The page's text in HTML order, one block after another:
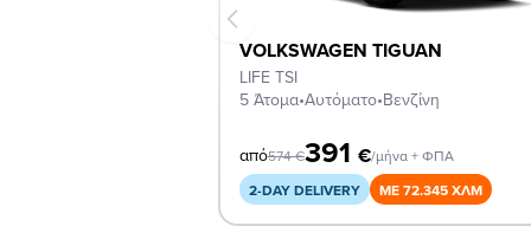
VOLKSWAGEN TIGUAN
LIFE TSI
5 Άτομα•Αυτόματο•Βενζίνη
από574€391 €/μήνα + ΦΠΑ
2-DAY DELIVERY
ΜΕ 72.345 ΧΛΜ